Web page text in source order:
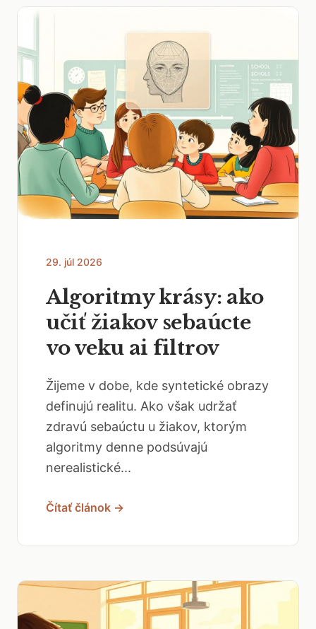
29. júl 2026
Algoritmy krásy: ako
učiť žiakov sebaúcte
vo veku ai filtrov
Žijeme v dobe, kde syntetické obrazy
definujú realitu. Ako však udržať
zdravú sebaúctu u žiakov, ktorým
algoritmy denne podsúvajú
nerealistické...
Čítať článok →